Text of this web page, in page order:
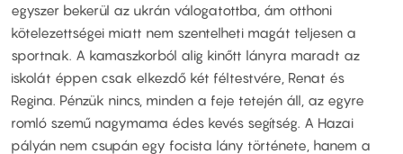
egyszer bekerül az ukrán válogatottba, ám otthoni
kötelezettségei miatt nem szentelheti magát teljesen a
sportnak. A kamaszkorból alig kinőtt lányra maradt az
iskolát éppen csak elkezdő két féltestvére, Renat és
Regina. Pénzük nincs, minden a feje tetején áll, az egyre
romló szemű nagymama édes kevés segítség. A Hazai
pályán nem csupán egy focista lány története, hanem a